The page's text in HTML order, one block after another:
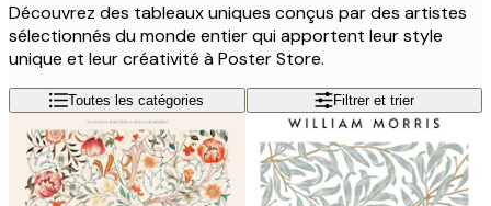
Découvrez des tableaux uniques conçus par des artistes
sélectionnés du monde entier qui apportent leur style
unique et leur créativité à Poster Store.
Toutes les catégories Filtrer et trier